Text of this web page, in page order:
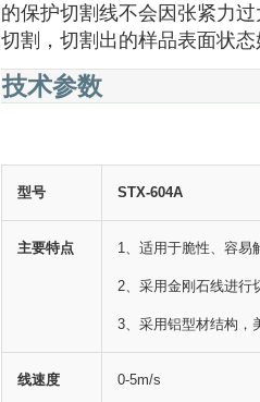
的保护切割线不会因张紧力
切割，切割出的样品表面状
技术参数
型号 STX-604A
主要特点 1、适用于脆性、容易
2、采用金刚石线进行
3、采用铝型材结构，
线速度 0-5m/s